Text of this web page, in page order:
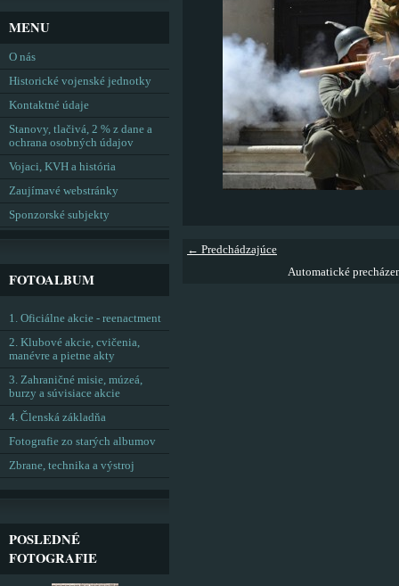
← Predchádzajúce
Automatické
MENU
O nás
Historické vojenské jednotky
Kontaktné údaje
Stanovy, tlačivá, 2 % z dane a
ochrana osobných údajov
Vojaci, KVH a história
Zaujímavé webstránky
Sponzorské subjekty
FOTOALBUM
1. Oficiálne akcie - reenactment
2. Klubové akcie, cvičenia,
manévre a pietne akty
3. Zahraničné misie, múzeá,
burzy a súvisiace akcie
4. Členská základňa
Fotografie zo starých albumov
Zbrane, technika a výstroj
POSLEDNÉ
FOTOGRAFIE